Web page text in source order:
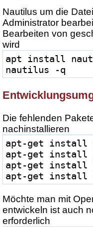
Nautilus um die
Administrator
Bearbeiten von
wird
apt install
nautilus -q
Die fehlenden
nachinstallieren
apt-get install
apt-get install
apt-get install
apt-get install
Möchte man mit
entwickeln ist auch
erforderlich